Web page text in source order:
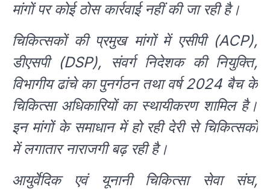
मांगों पर कोई ठोस कार्रवाई नहीं की जा रही है।
चिकित्सकों की प्रमुख मांगों में एसीपी (ACP),
डीएसपी (DSP), संवर्ग निदेशक की नियुक्ति,
विभागीय ढांचे का पुनर्गठन तथा वर्ष 2024 बैच के
चिकित्सा अधिकारियों का स्थायीकरण शामिल है।
इन मांगों के समाधान में हो रही देरी से चिकित्सकों
में लगातार नाराजगी बढ़ रही है।
आयुर्वेदिक एवं यूनानी चिकित्सा सेवा संघ,